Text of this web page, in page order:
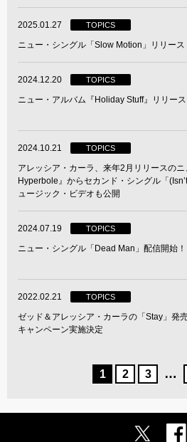
2025.01.27 TOPICS
ニュー・シングル「Slow Motion」リリース
2024.12.20 TOPICS
ニュー・アルバム『Holiday Stuff』リリース
2024.10.21 TOPICS
アレッシア・カーラ、来年2月リリースの
Hyperbole』からセカンド・シングル「
ュージック・ビデオも公開
2024.07.19 TOPICS
ニュー・シングル「Dead Man」配信開始！
2022.02.21 TOPICS
ゼッド＆アレッシア・カーラの「Stay」発
キャンペーン実施決定
1 2 3 …